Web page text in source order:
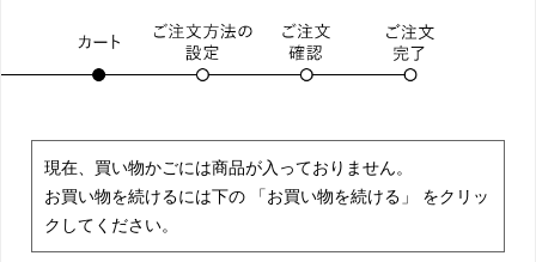
現在、買い物かごには商品が入っておりません。
お買い物を続けるには下の 「お買い物を続ける」 をクリッ
クしてください。